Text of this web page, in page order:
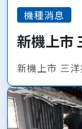
機種消息
新機上市
PLC-JQ50
新機上市 三